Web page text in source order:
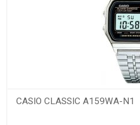
CASIO CLASSIC A159WA-N1